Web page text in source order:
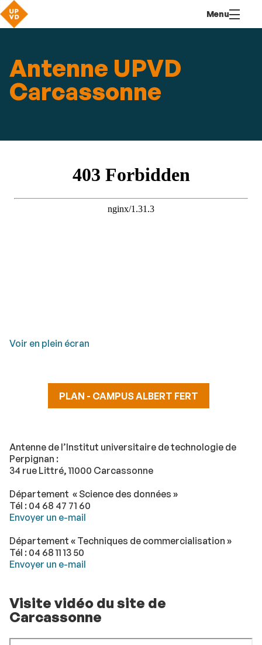
contenu
Menu
Antenne UPVD
Carcassonne
Voir en plein écran
PLAN - CAMPUS ALBERT FERT
Antenne de l’Institut universitaire de technologie de
Perpignan :
34 rue Littré, 11000 Carcassonne
Département « Science des données »
Tél : 04 68 47 71 60
Envoyer un e-mail
Département « Techniques de commercialisation »
Tél : 04 68 11 13 50
Envoyer un e-mail
Visite vidéo du site de
Carcassonne